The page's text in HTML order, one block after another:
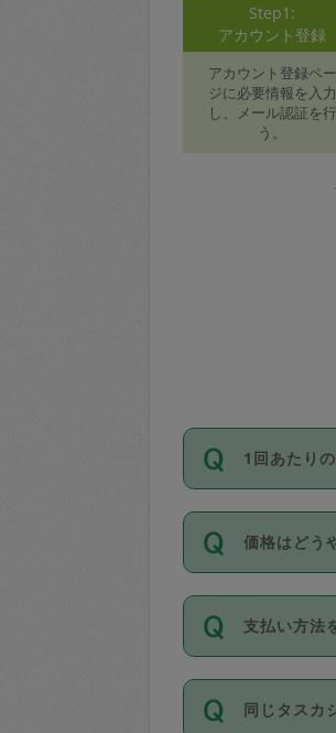
Step1:
アカウント登録
アカウント登録ペー
ジに必要情報を入力
し、メール認証を行
う。
1回あたり
依頼1回に
い。機能を
が必要です
価格はどう
11種類の価
タスカジさ
除々に設定
支払い方法
お支払方法
Club）のみ
同じタスカ